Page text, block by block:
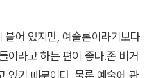
망 판정을 받은 것은, 일반화
서 결국 악이 군림하게 되었
균형있는 눈, 장막에 가려진 것
었다. 이십일세기에 들어 가속
붙어 있지만, 예술론이라기보다
이라고 하는 편이 좋다.존 버거